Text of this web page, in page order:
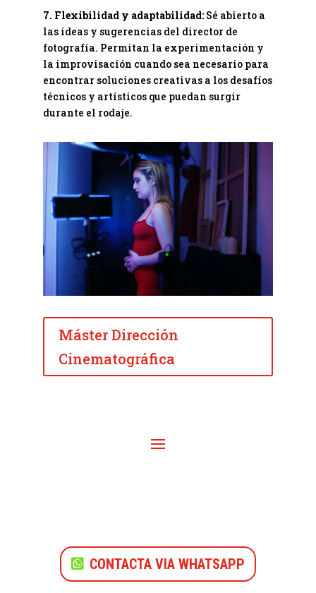
7. Flexibilidad y adaptabilidad:Sé abierto a
las ideas y sugerencias del director de
fotografía. Permitan la experimentación y
la improvisación cuando sea necesario para
encontrar soluciones creativas a los desafíos
técnicos y artísticos que puedan surgir
durante el rodaje.
Máster Dirección
Cinematográfica
CONTACTA VIA WHATSAPP